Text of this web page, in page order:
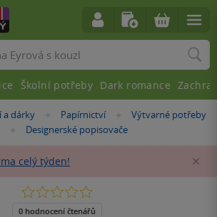
a dárky »Papírnictví »Výtvarné potřeby
»
Designerské popisovače
celý týden!
0.0
5
0 hodnocení čtenářů
Školní potřeby Dark romance